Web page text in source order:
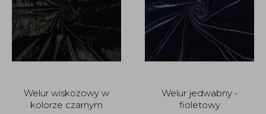
Welur wiskozowy w
kolorze czarnym
Welur jedwabny -
fioletowy